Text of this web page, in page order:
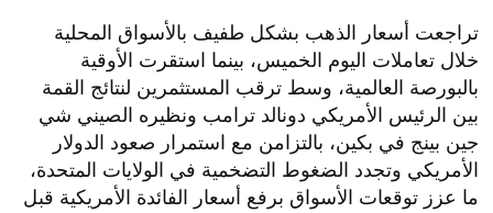
تراجعت أسعار الذهب بشكل طفيف بالأسواق المحلية
خلال تعاملات اليوم الخميس، بينما استقرت الأوقية
بالبورصة العالمية، وسط ترقب المستثمرين لنتائج القمة
بين الرئيس الأمريكي دونالد ترامب ونظيره الصيني شي
جين بينج في بكين، بالتزامن مع استمرار صعود الدولار
الأمريكي وتجدد الضغوط التضخمية في الولايات المتحدة،
ما عزز توقعات الأسواق برفع أسعار الفائدة الأمريكية قبل